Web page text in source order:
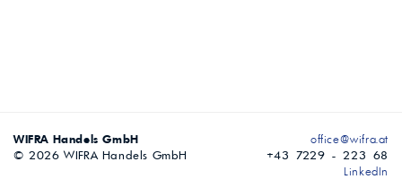
WIFRA Handels GmbH
© 2026 WIFRA Handels GmbH
office@wifra.at
+43 7229 - 223 68
LinkedIn